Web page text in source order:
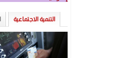
التنمية الاجتماعية